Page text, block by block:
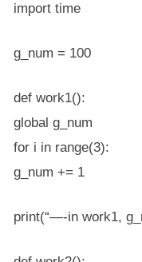
import time
g_num = 100
def work1():
global g_num
for i in range(3):
g_num += 1
print(“—-in work1,